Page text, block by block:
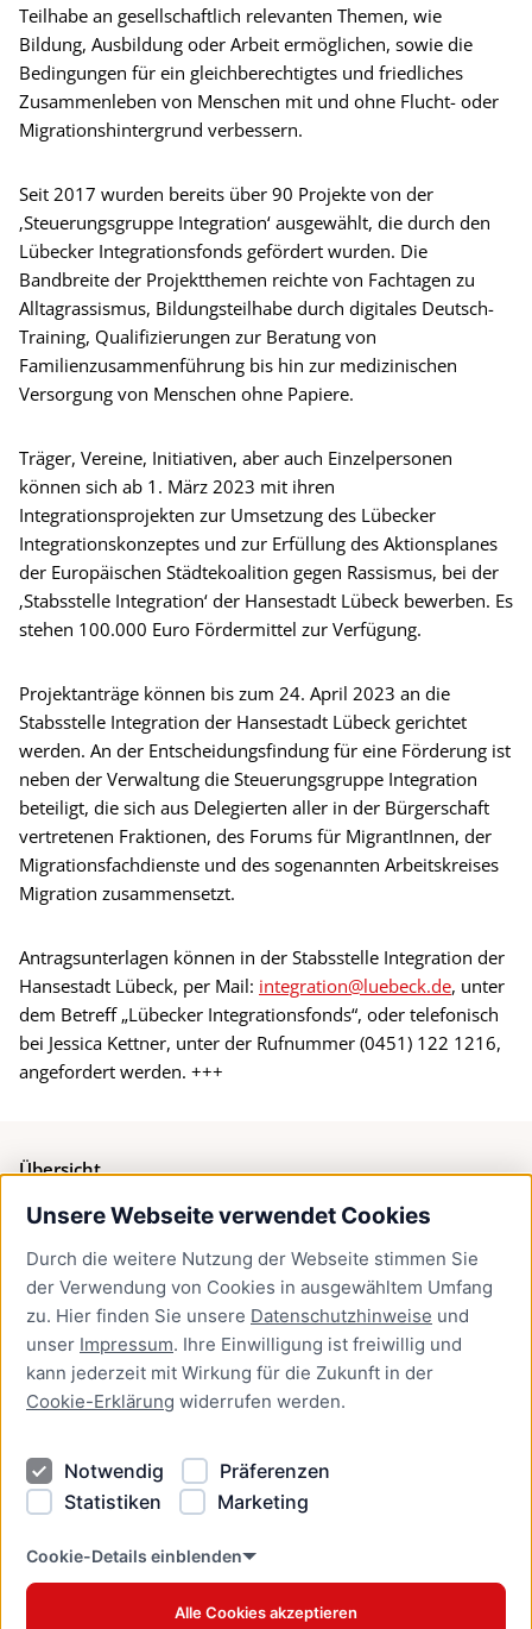
Unsere Webseite verwendet Cookies
Durch die weitere Nutzung der Webseite stimmen Sie
der Verwendung von Cookies in ausgewähltem Umfang
zu. Hier finden Sie unsere Datenschutzhinweise und
unser Impressum. Ihre Einwilligung ist freiwillig und
kann jederzeit mit Wirkung für die Zukunft in der
Cookie-Erklärung widerrufen werden.
Notwendig
Präferenzen
Statistiken
Marketing
Cookie-Details einblenden
Alle Cookies akzeptieren
Teilhabe an gesellschaftlich relevanten Themen, wie
Bildung, Ausbildung oder Arbeit ermöglichen, sowie die
Bedingungen für ein gleichberechtigtes und friedliches
Zusammenleben von Menschen mit und ohne Flucht- oder
Migrationshintergrund verbessern.
Seit 2017 wurden bereits über 90 Projekte von der
‚Steuerungsgruppe Integration‘ ausgewählt, die durch den
Lübecker Integrationsfonds gefördert wurden. Die
Bandbreite der Projektthemen reichte von Fachtagen zu
Alltagrassismus, Bildungsteilhabe durch digitales Deutsch-
Training, Qualifizierungen zur Beratung von
Familienzusammenführung bis hin zur medizinischen
Versorgung von Menschen ohne Papiere.
Träger, Vereine, Initiativen, aber auch Einzelpersonen
können sich ab 1. März 2023 mit ihren
Integrationsprojekten zur Umsetzung des Lübecker
Integrationskonzeptes und zur Erfüllung des Aktionsplanes
der Europäischen Städtekoalition gegen Rassismus, bei der
‚Stabsstelle Integration‘ der Hansestadt Lübeck bewerben. Es
stehen 100.000 Euro Fördermittel zur Verfügung.
Projektanträge können bis zum 24. April 2023 an die
Stabsstelle Integration der Hansestadt Lübeck gerichtet
werden. An der Entscheidungsfindung für eine Förderung ist
neben der Verwaltung die Steuerungsgruppe Integration
beteiligt, die sich aus Delegierten aller in der Bürgerschaft
vertretenen Fraktionen, des Forums für MigrantInnen, der
Migrationsfachdienste und des sogenannten Arbeitskreises
Migration zusammensetzt.
Antragsunterlagen können in der Stabsstelle Integration der
Hansestadt Lübeck, per Mail: integration@luebeck.de, unter
dem Betreff „Lübecker Integrationsfonds“, oder telefonisch
bei Jessica Kettner, unter der Rufnummer (0451) 122 1216,
angefordert werden. +++
Übersicht
Bürgerservice
Presse
Newsletter Lübeck:kompakt
Kontakt
Kontakt
Datenschutzhinweise
Barrierefreiheit
Cookie Erklärung